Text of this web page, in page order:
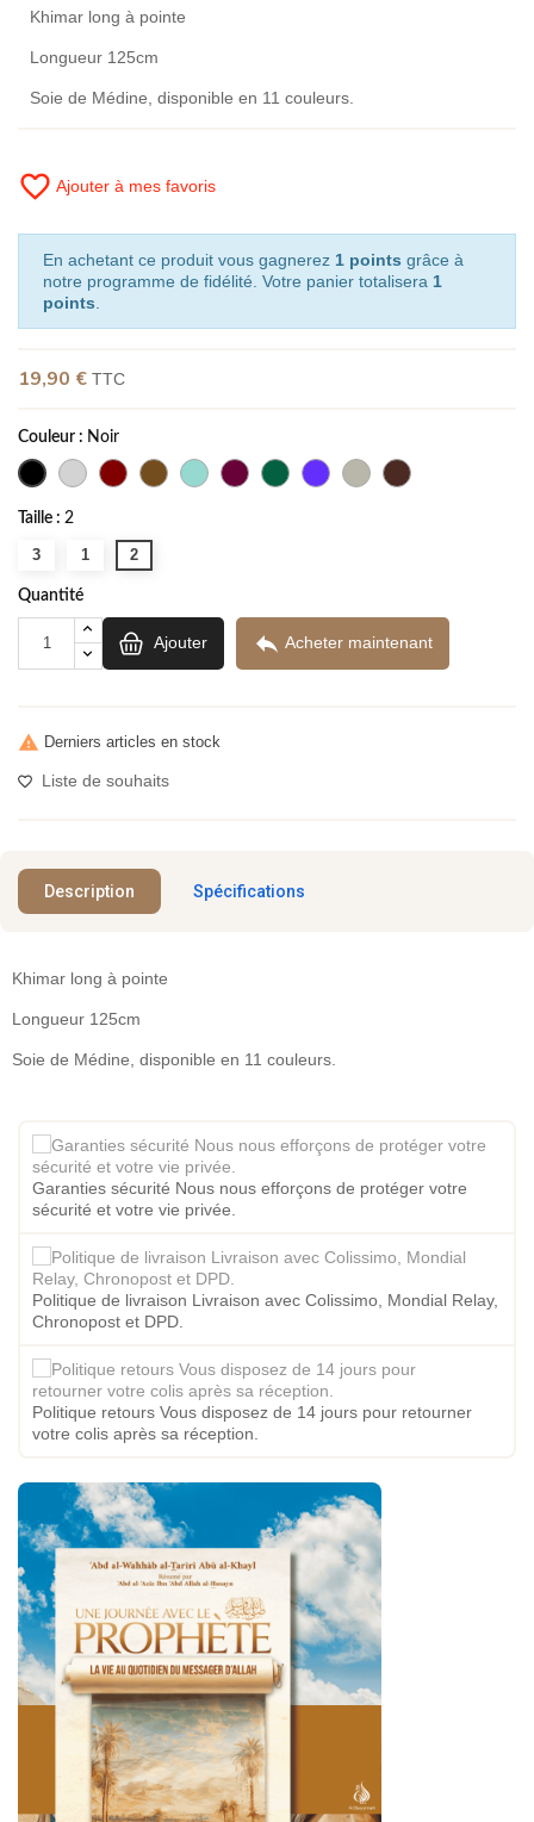
Khimar long à pointe
Longueur 125cm
Soie de Médine, disponible en 11 couleurs.
favorite_border Ajouter à mes favoris
En achetant ce produit vous gagnerez 1 points grâce à
notre programme de fidélité. Votre panier totalisera 1
points
19,90 € TTC
Couleur : Noir
Taille : 2
3 1 2
Quantité
Ajouter  Acheter maintenant
 Derniers articles en stock
Liste de souhaits
Description Spécifications
Khimar long à pointe
Longueur 125cm
Soie de Médine, disponible en 11 couleurs.
Garanties sécurité Nous nous efforçons de protéger votre
sécurité et votre vie privée.
Politique de livraison Livraison avec Colissimo, Mondial Relay,
Chronopost et DPD.
Politique retours Vous disposez de 14 jours pour retourner
votre colis après sa réception.